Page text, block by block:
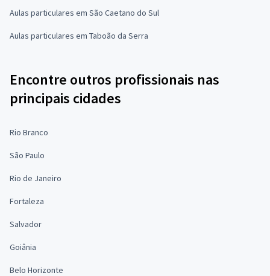
Aulas particulares em São Caetano do Sul
Aulas particulares em Taboão da Serra
Encontre outros profissionais nas
principais cidades
Rio Branco
São Paulo
Rio de Janeiro
Fortaleza
Salvador
Goiânia
Belo Horizonte